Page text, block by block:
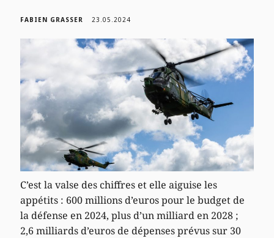
FABIEN GRASSER 23.05.2024
C’est la valse des chiffres et elle aiguise les
appétits : 600 millions d’euros pour le budget de
la défense en 2024, plus d’un milliard en 2028 ;
2,6 milliards d’euros de dépenses prévus sur 30